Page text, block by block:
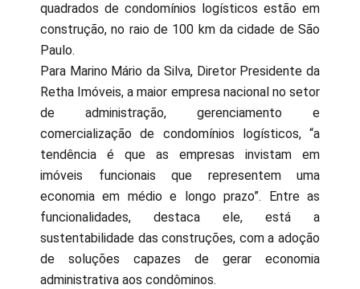
quadrados de condomínios logísticos estão em
construção, no raio de 100 km da cidade de São
Paulo.
Para Marino Mário da Silva, Diretor Presidente da
Retha Imóveis, a maior empresa nacional no setor
de administração, gerenciamento e
comercialização de condomínios logísticos, “a
tendência é que as empresas invistam em
imóveis funcionais que representem uma
economia em médio e longo prazo”. Entre as
funcionalidades, destaca ele, está a
sustentabilidade das construções, com a adoção
de soluções capazes de gerar economia
administrativa aos condôminos.